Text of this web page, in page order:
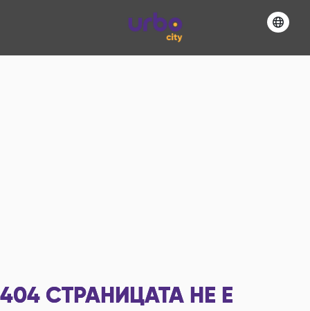
404 СТРАНИЦАТА НЕ Е